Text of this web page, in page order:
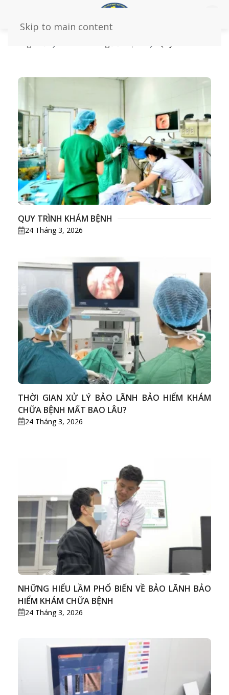
Skip to main content
QUY TRÌNH KHÁM BỆNH
24 Tháng 3, 2026
THỜI GIAN XỬ LÝ BẢO LÃNH BẢO HIỂM KHÁM
CHỮA BỆNH MẤT BAO LÂU?
24 Tháng 3, 2026
NHỮNG HIỂU LẦM PHỔ BIẾN VỀ BẢO LÃNH BẢO
HIỂM KHÁM CHỮA BỆNH
24 Tháng 3, 2026